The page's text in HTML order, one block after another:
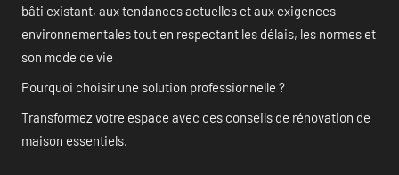
bâti existant, aux tendances actuelles et aux exigences
environnementales tout en respectant les délais, les normes et
son mode de vie
Pourquoi choisir une solution professionnelle ?
Transformez votre espace avec ces conseils de rénovation de
maison essentiels.